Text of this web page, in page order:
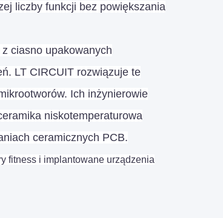
liczby funkcji bez powiększania
ciasno upakowanych
LT CIRCUIT rozwiązuje te
Ich inżynierowie
niskotemperaturowa
ceramicznych PCB.
fitness i implantowane urządzenia